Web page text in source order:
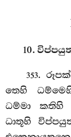
10.
353.
තෙහි
ධම්මා කතිහි
ධාතූහි